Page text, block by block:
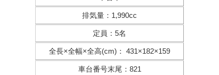
排気量 ： 1,990cc
定員 ： 5名
全長×全幅×全高(cm) ： 431×182×159
車台番号末尾 ： 821